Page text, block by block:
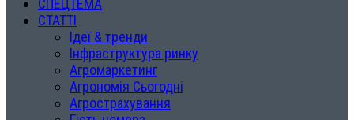
СПЕЦТЕМА
СТАТТІ
Ідеї & тренди
Інфраструктура ринку
Агромаркетинг
Агрономія Сьогодні
Агрострахування